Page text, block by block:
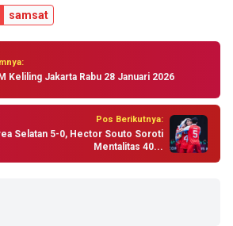
samsat
Keliling Jakarta Rabu 28 Januari 2026
Pos Berikutnya:
Selatan 5-0, Hector Souto Soroti
Mentalitas 40...